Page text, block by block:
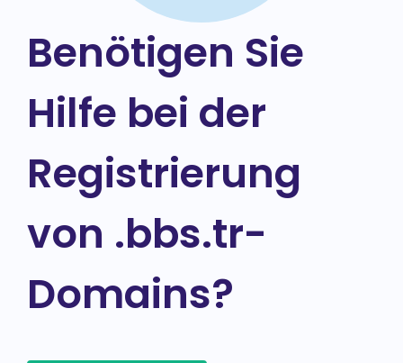
Benötigen Sie
Hilfe bei der
Registrierung
von .bbs.tr-
Domains?